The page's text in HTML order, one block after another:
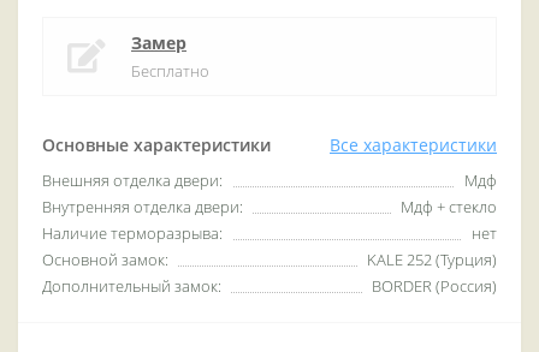
Основные характеристики Все характеристики
Внешняя отделка двери:
Мдф
Внутренняя отделка двери:
Мдф + стекло
Наличие терморазрыва:
нет
Основной замок:
KALE 252 (Турция)
Дополнительный замок:
BORDER (Россия)
Замер
Бесплатно